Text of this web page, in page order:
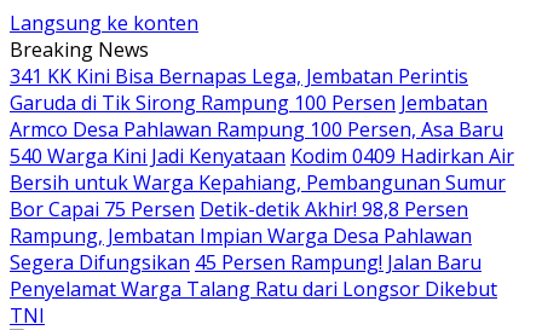
Langsung ke konten
Breaking News
341 KK Kini Bisa Bernapas Lega, Jembatan Perintis
Garuda di Tik Sirong Rampung 100 Persen Jembatan
Armco Desa Pahlawan Rampung 100 Persen, Asa Baru
540 Warga Kini Jadi Kenyataan Kodim 0409 Hadirkan Air
Bersih untuk Warga Kepahiang, Pembangunan Sumur
Bor Capai 75 Persen Detik-detik Akhir! 98,8 Persen
Rampung, Jembatan Impian Warga Desa Pahlawan
Segera Difungsikan 45 Persen Rampung! Jalan Baru
Penyelamat Warga Talang Ratu dari Longsor Dikebut
TNI